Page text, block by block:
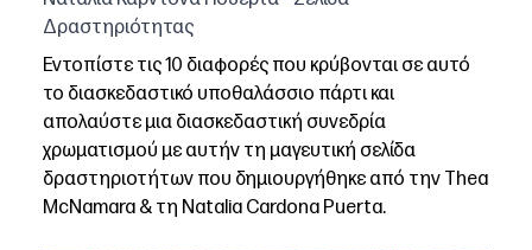
Δραστηριότητας
Εντοπίστε τις 10 διαφορές που κρύβονται σε αυτό
το διασκεδαστικό υποθαλάσσιο πάρτι και
απολαύστε μια διασκεδαστική συνεδρία
χρωματισμού με αυτήν τη μαγευτική σελίδα
δραστηριοτήτων που δημιουργήθηκε από την Thea
McNamara & τη Natalia Cardona Puerta.